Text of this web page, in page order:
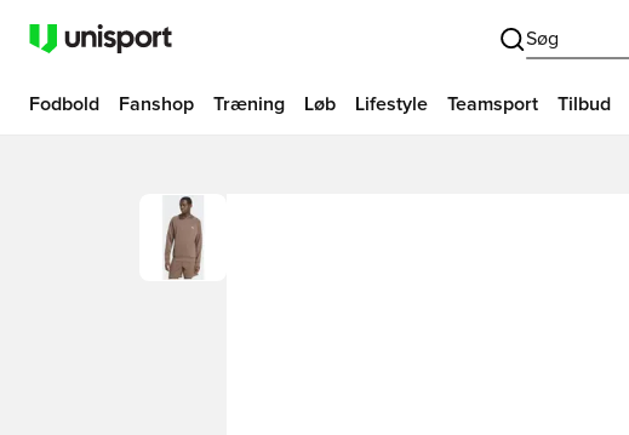
Søg
Fodbold Fanshop Træning Løb Lifestyle Teamsport Tilbud